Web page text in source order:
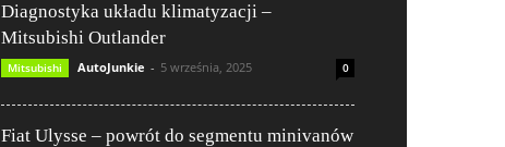
Diagnostyka układu klimatyzacji –
Mitsubishi Outlander
Mitsubishi AutoJunkie - 5 września, 2025 0
Fiat Ulysse – powrót do segmentu minivanów